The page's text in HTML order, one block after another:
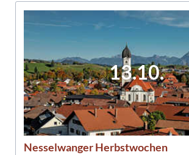
13.10.
Nesselwanger Herbstwochen